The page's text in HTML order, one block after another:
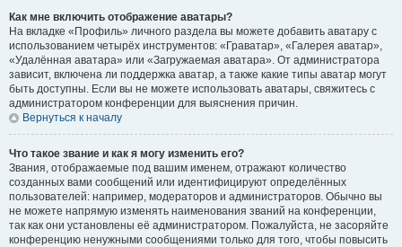
Как мне включить отображение аватары?
На вкладке «Профиль» личного раздела вы можете добавить аватару с
использованием четырёх инструментов: «Граватар», «Галерея аватар»,
«Удалённая аватара» или «Загружаемая аватара». От администратора
зависит, включена ли поддержка аватар, а также какие типы аватар могут
быть доступны. Если вы не можете использовать аватары, свяжитесь с
администратором конференции для выяснения причин.
Вернуться к началу
Что такое звание и как я могу изменить его?
Звания, отображаемые под вашим именем, отражают количество
созданных вами сообщений или идентифицируют определённых
пользователей: например, модераторов и администраторов. Обычно вы
не можете напрямую изменять наименования званий на конференции,
так как они установлены её администратором. Пожалуйста, не засоряйте
конференцию ненужными сообщениями только для того, чтобы повысить